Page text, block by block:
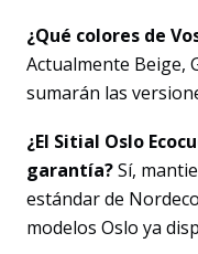
¿Qué colores de
Actualmente Beige,
sumarán las
¿El Sitial Oslo
garantía?Sí,
estándar de
modelos Oslo ya